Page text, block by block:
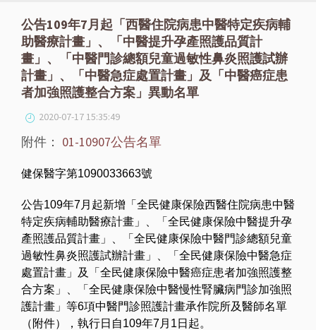
公告109年7月起「西醫住院病患中醫特定疾病輔
助醫療計畫」、「中醫提升孕產照護品質計
畫」、「中醫門診總額兒童過敏性鼻炎照護試辦
計畫」、「中醫急症處置計畫」及「中醫癌症患
者加強照護整合方案」異動名單
2020-07-17 15:35:49
附件： 01-10907公告名單
健保醫字第1090033663號
公告109年7月起新增「全民健康保險西醫住院病患中醫
特定疾病輔助醫療計畫」、「全民健康保險中醫提升孕
產照護品質計畫」、「全民健康保險中醫門診總額兒童
過敏性鼻炎照護試辦計畫」、「全民健康保險中醫急症
處置計畫」及「全民健康保險中醫癌症患者加強照護整
合方案」、「全民健康保險中醫慢性腎臟病門診加強照
護計畫」等6項中醫門診照護計畫承作院所及醫師名單
（附件），執行日自109年7月1日起。